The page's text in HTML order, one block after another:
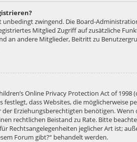
unbedingt zwingend. Die Board-
Mitglied Zugriff auf zusätzliche
an andere Mitglieder, Beitritt zu
Online Privacy Protection Act of
festlegt, dass Websites, die
der Erziehungsberechtigten benötigen.
rechtlichen Beistand zu Rate. Bitte
Rechtsangelegenheiten jeglicher Art ist;
Forum gibt?“ behandelt werden.